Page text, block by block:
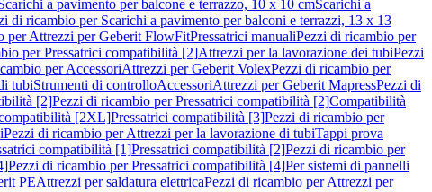
a pavimento per balcone e terrazzo, 10 x 10 cmScarichi a
di ricambio per Scarichi a pavimento per balconi e terrazzi, 13 x 13
per Attrezzi per Geberit FlowFitPressatrici manualiPezzi di ricambio per
per Pressatrici compatibilità [2]Attrezzi per la lavorazione dei tubiPezzi
per AccessoriAttrezzi per Geberit VolexPezzi di ricambio per
tubiStrumenti di controlloAccessoriAttrezzi per Geberit MapressPezzi di
[2]Pezzi di ricambio per Pressatrici compatibilità [2]Compatibilità
[2XL]Pressatrici compatibilità [3]Pezzi di ricambio per
Pezzi di ricambio per Attrezzi per la lavorazione di tubiTappi prova
compatibilità [1]Pressatrici compatibilità [2]Pezzi di ricambio per
Pezzi di ricambio per Pressatrici compatibilità [4]Per sistemi di pannelli
PEAttrezzi per saldatura elettricaPezzi di ricambio per Attrezzi per